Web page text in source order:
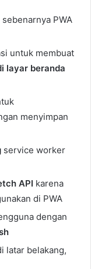
PWA
untuk membuat
layar beranda
menyimpan
service worker
API karena
di PWA
dengan
latar belakang,